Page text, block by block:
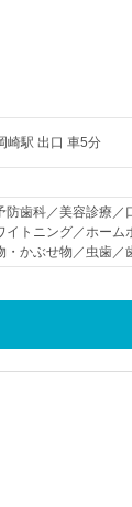
崎駅 出口 車5分
防歯科／美容診療／
イトニング／ホーム
・かぶせ物／虫歯／